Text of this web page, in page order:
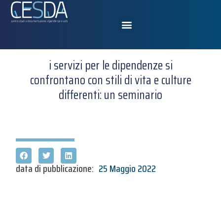
i servizi per le dipendenze si
confrontano con stili di vita e culture
differenti: un seminario
data di pubblicazione: 25 Maggio 2022